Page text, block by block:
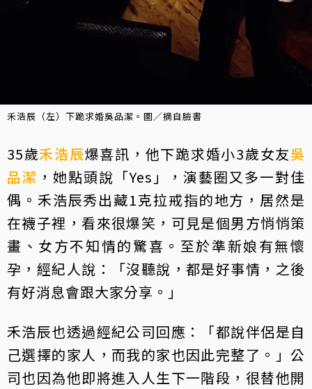
禾浩辰（左）下跪求婚吳品潔。圖／摘自臉書
35歲禾浩辰爆喜訊，他下跪求婚小3歲女友吳
品潔 ，她點頭說「Yes」，演藝圈又多一對佳
偶。禾浩辰秀出藏1克拉戒指的地方，居然是
在襪子裡，看來很爆笑，可見是個男方悄悄策
畫、女方不知情的驚喜。至於準新娘有無懷
孕，經紀人說：「沒聽說，都是好事情，之後
有好消息會跟大家分享。」
禾浩辰也透過經紀公司回應：「都說伴侶是自
己選擇的家人，而我的家也因此完整了。」公
司也因為他即將進入人生下一階段，很替他開